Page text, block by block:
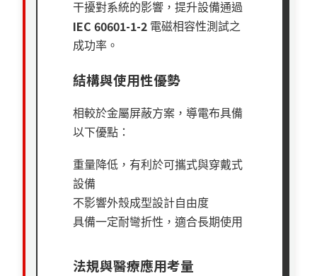
干擾對系統的影響，提升設備通過
IEC 60601-1-2 電磁相容性測試之
成功率。
結構與使用性優勢
相較於金屬屏蔽方案，導電布具備
以下優點：
重量降低，有利於可攜式與穿戴式
設備
不影響外殼成型設計自由度
具備一定耐彎折性，適合長期使用
法規與醫療應用考量